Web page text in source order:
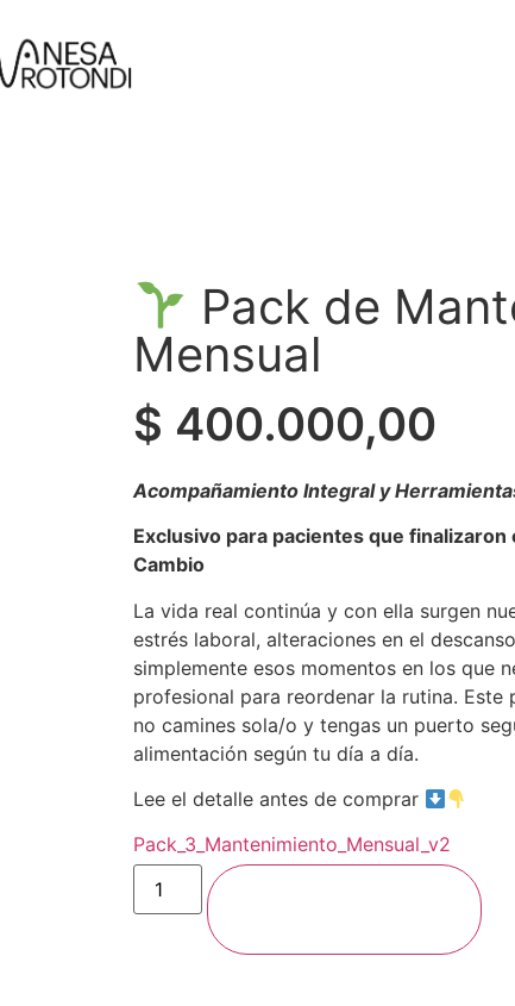
Pack de
Mensual
$ 400.000,00
Acompañamiento Integral y
Exclusivo para pacientes que finalizaron
Cambio
La vida real continúa y con ella surgen
estrés laboral, alteraciones en el
simplemente esos momentos en los que
profesional para reordenar la rutina. Este
no camines sola/o y tengas un puerto
alimentación según tu día a día.
Lee el detalle antes de comprar
Pack_3_Mantenimiento_Mensual_v2